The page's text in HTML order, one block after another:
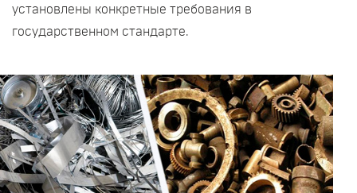
установлены конкретные требования в
государственном стандарте.